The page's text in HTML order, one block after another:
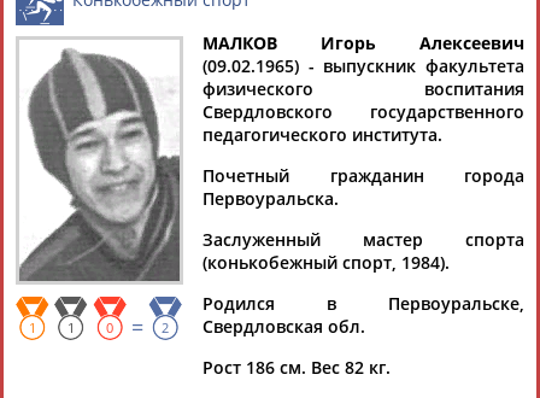
Найдено: 1персона Расширенный поиск
Игорь
МАЛКОВ
Ваш запрос: "Игорь МАЛКОВ"
Документы 1-1 из 1 найденных уникальных документов
Конькобежный спорт
1 1 0 = 2
МАЛКОВ Игорь Алексеевич
(09.02.1965) - выпускник факультета
физического воспитания
Свердловского государственного
педагогического института.
Почетный гражданин города
Первоуральска.
Заслуженный мастер спорта
(конькобежный спорт, 1984).
Родился в Первоуральске,
Свердловская обл.
Рост 186 см. Вес 82 кг.